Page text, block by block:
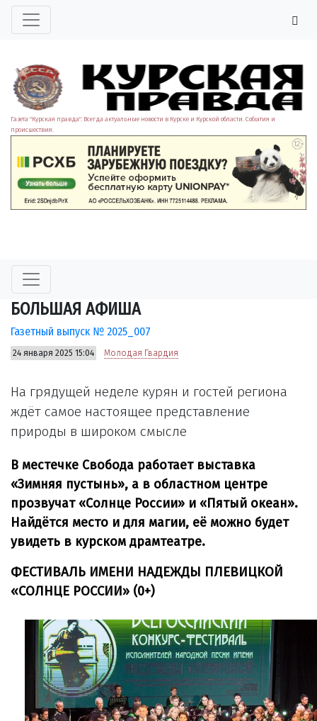
Газета "Курская правда". Всегда актуальные новости в Курске и Курской области. События и
происшествия.
БОЛЬШАЯ АФИША
Газетный выпуск № 2025_007
24 января 2025 15:04 Молодая Гвардия
На грядущей неделе курян и гостей региона
ждёт самое настоящее представление
природы в широком смысле
В местечке Свобода работает выставка
«Зимняя пустынь», а в областном центре
прозвучат «Солнце России» и «Пятый океан».
Найдётся место и для магии, её можно будет
увидеть в курском драмтеатре.
ФЕСТИВАЛЬ ИМЕНИ НАДЕЖДЫ ПЛЕВИЦКОЙ
«СОЛНЦЕ РОССИИ» (0+)